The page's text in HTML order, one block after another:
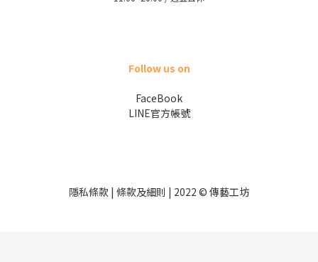
Follow us on
FaceBook
LINE官方帳號
隱私條款 | 條款及細則 | 2022 © 傳藝工坊